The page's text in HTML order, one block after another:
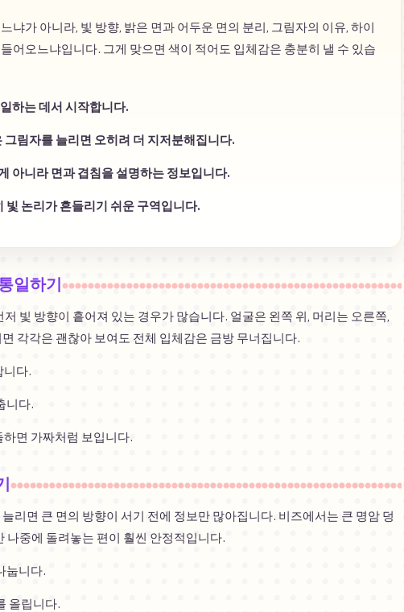
냐가 아니라, 빛 방향, 밝은 면과 어두운 면의 분리, 그림자의 이유, 하이
어오느냐입니다. 그게 맞으면 색이 적어도 입체감은 충분히 낼 수 있습
하는 데서 시작합니다.
그림자를 늘리면 오히려 더 지저분해집니다.
아니라 면과 겹침을 설명하는 정보입니다.
빛 논리가 흔들리기 쉬운 구역입니다.
일하기
빛 방향이 흩어져 있는 경우가 많습니다. 얼굴은 왼쪽 위, 머리는 오른쪽,
각각은 괜찮아 보여도 전체 입체감은 금방 무너집니다.
니다.
니다.
면 가짜처럼 보입니다.
리면 큰 면의 방향이 서기 전에 정보만 많아집니다. 비즈에서는 큰 명암 덩
나중에 돌려놓는 편이 훨씬 안정적입니다.
눕니다.
올립니다.